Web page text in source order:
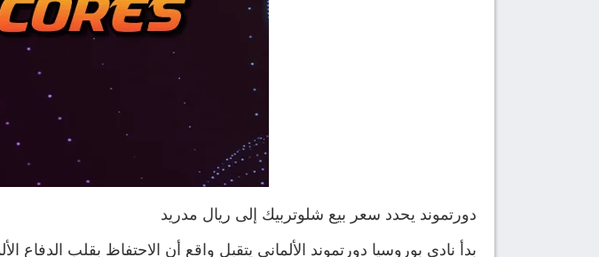
دورتموند يحدد سعر بيع شلوتربيك إلى ريال مدريد
بدأ نادي بوروسيا دورتموند الألماني يتقبل واقع أن الاحتفاظ بقلب